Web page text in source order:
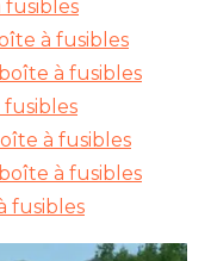
fusibles
à fusibles
à fusibles
fusibles
à fusibles
à fusibles
fusibles